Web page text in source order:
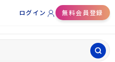
ログイン
無料会員登録